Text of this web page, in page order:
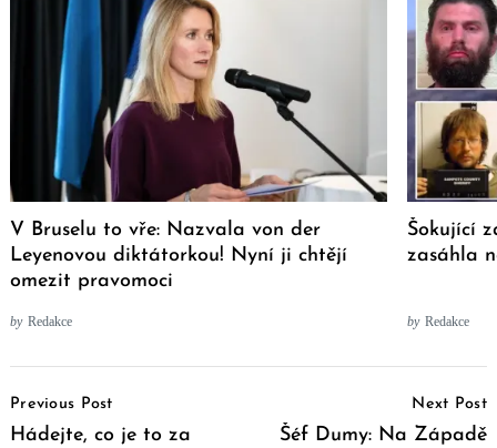
V Bruselu to vře: Nazvala von der
Leyenovou diktátorkou! Nyní ji chtějí
omezit pravomoci
by Redakce
Šokující
zasáhla
by Redakce
Navigation
Previous Post
Hádejte, co je to za
Next Post
Šéf Dumy: Na Západě